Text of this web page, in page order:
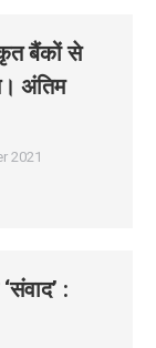
बैंकों से
अंतिम
2021
: